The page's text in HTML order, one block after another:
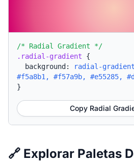
/* Radial Gradient */
.radial-gradient {
background:
radial-
#f5a8b1, #f57a9b, #e55285,
}
Copy Radial
🔗 Explorar Paletas